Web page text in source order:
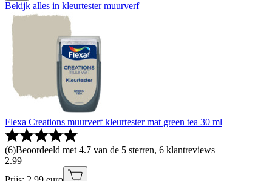
Bekijk alles in kleurtester muurverf
Flexa Creations muurverf kleurtester mat green tea 30 ml
(6)Beoordeeld met 4.7 van de 5 sterren, 6 klantreviews
2.99